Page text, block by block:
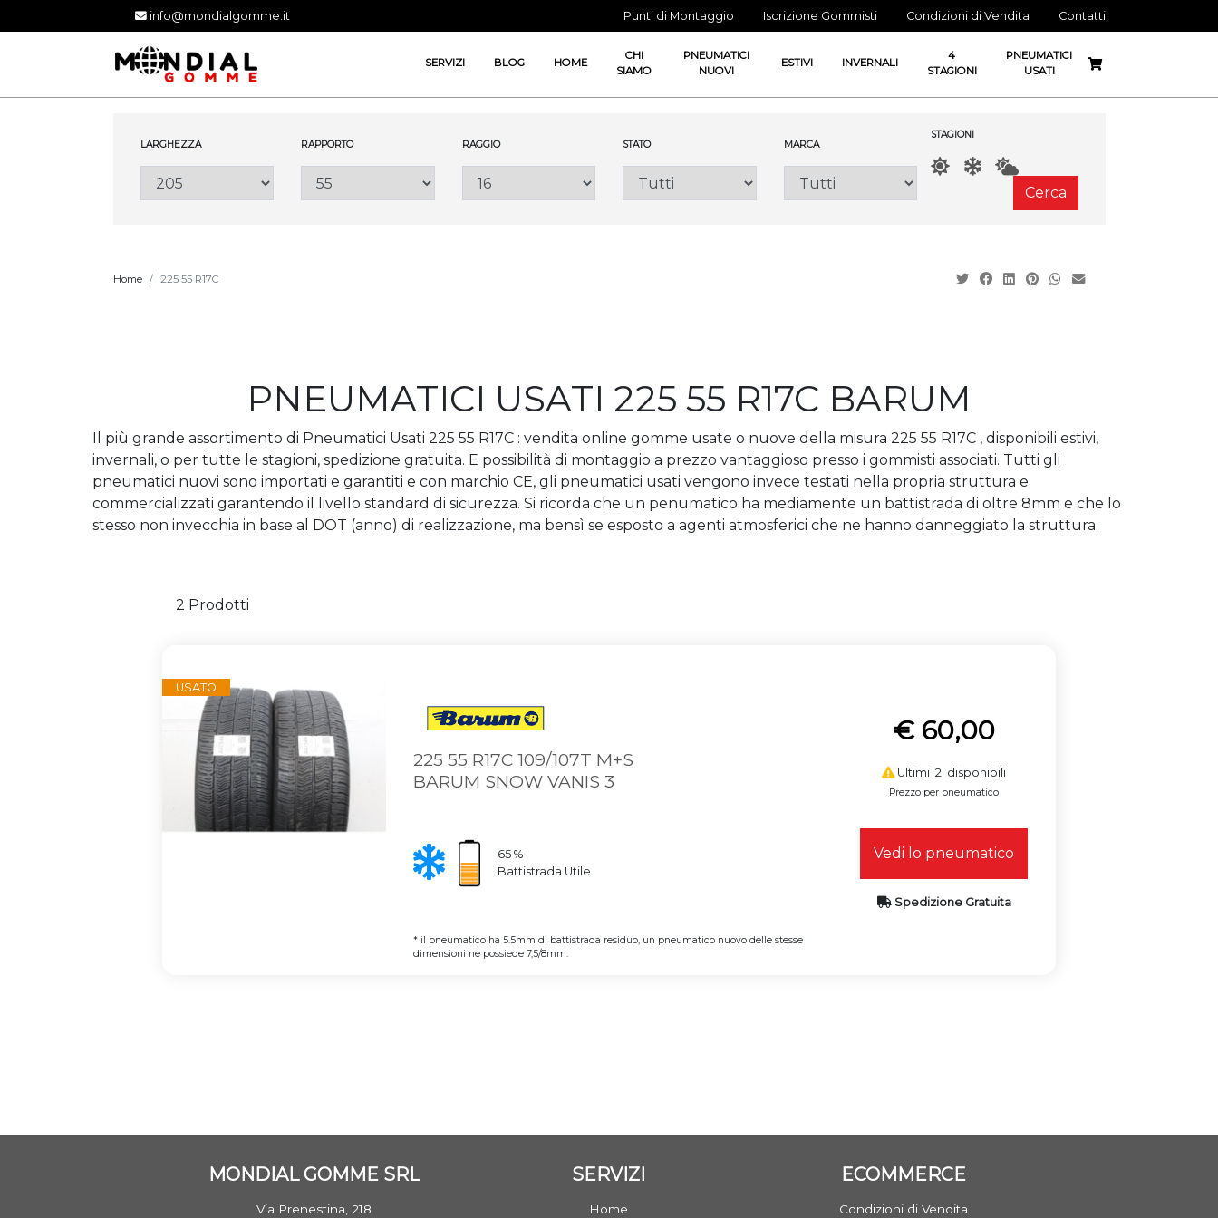
info@mondialgomme.it Punti di Montaggio Iscrizione Gommisti Condizioni di Vendita Contatti
SERVIZI BLOG HOME
CHI
SIAMO
PNEUMATICI
NUOVI
ESTIVI INVERNALI
4
STAGIONI
PNEUMATICI
USATI
LARGHEZZA RAPPORTO RAGGIO STATO MARCA
STAGIONI
Cerca
Home 225 55 R17C
PNEUMATICI USATI 225 55 R17C BARUM
Il più grande assortimento di Pneumatici Usati 225 55 R17C : vendita online gomme usate o nuove della misura 225 55 R17C , disponibili estivi,
invernali, o per tutte le stagioni, spedizione gratuita. E possibilità di montaggio a prezzo vantaggioso presso i gommisti associati. Tutti gli
pneumatici nuovi sono importati e garantiti e con marchio CE, gli pneumatici usati vengono invece testati nella propria struttura e
commercializzati garantendo il livello standard di sicurezza. Si ricorda che un penumatico ha mediamente un battistrada di oltre 8mm e che lo
stesso non invecchia in base al DOT (anno) di realizzazione, ma bensì se esposto a agenti atmosferici che ne hanno danneggiato la struttura.
2 Prodotti
USATO
225 55 R17C 109/107T M+S
BARUM SNOW VANIS 3
65 %
Battistrada Utile
* il pneumatico ha 5.5mm di battistrada residuo, un pneumatico nuovo delle stesse
dimensioni ne possiede 7,5/8mm.
€ 60,00
Ultimi 2 disponibili
Prezzo per pneumatico
Vedi lo pneumatico
Spedizione Gratuita
MONDIAL GOMME SRL
Via Prenestina, 218
SERVIZI
Home
ECOMMERCE
Condizioni di Vendita